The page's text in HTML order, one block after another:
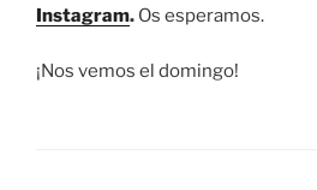
Instagram. Os esperamos.
¡Nos vemos el domingo!